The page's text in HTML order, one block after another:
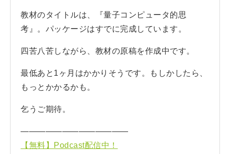
教材のタイトルは、『量子コンピュータ的思
考』。パッケージはすでに完成しています。
四苦八苦しながら、教材の原稿を作成中です。
最低あと1ヶ月はかかりそうです。もしかしたら、
もっとかかるかも。
乞うご期待。
—————————————
【無料】Podcast配信中！